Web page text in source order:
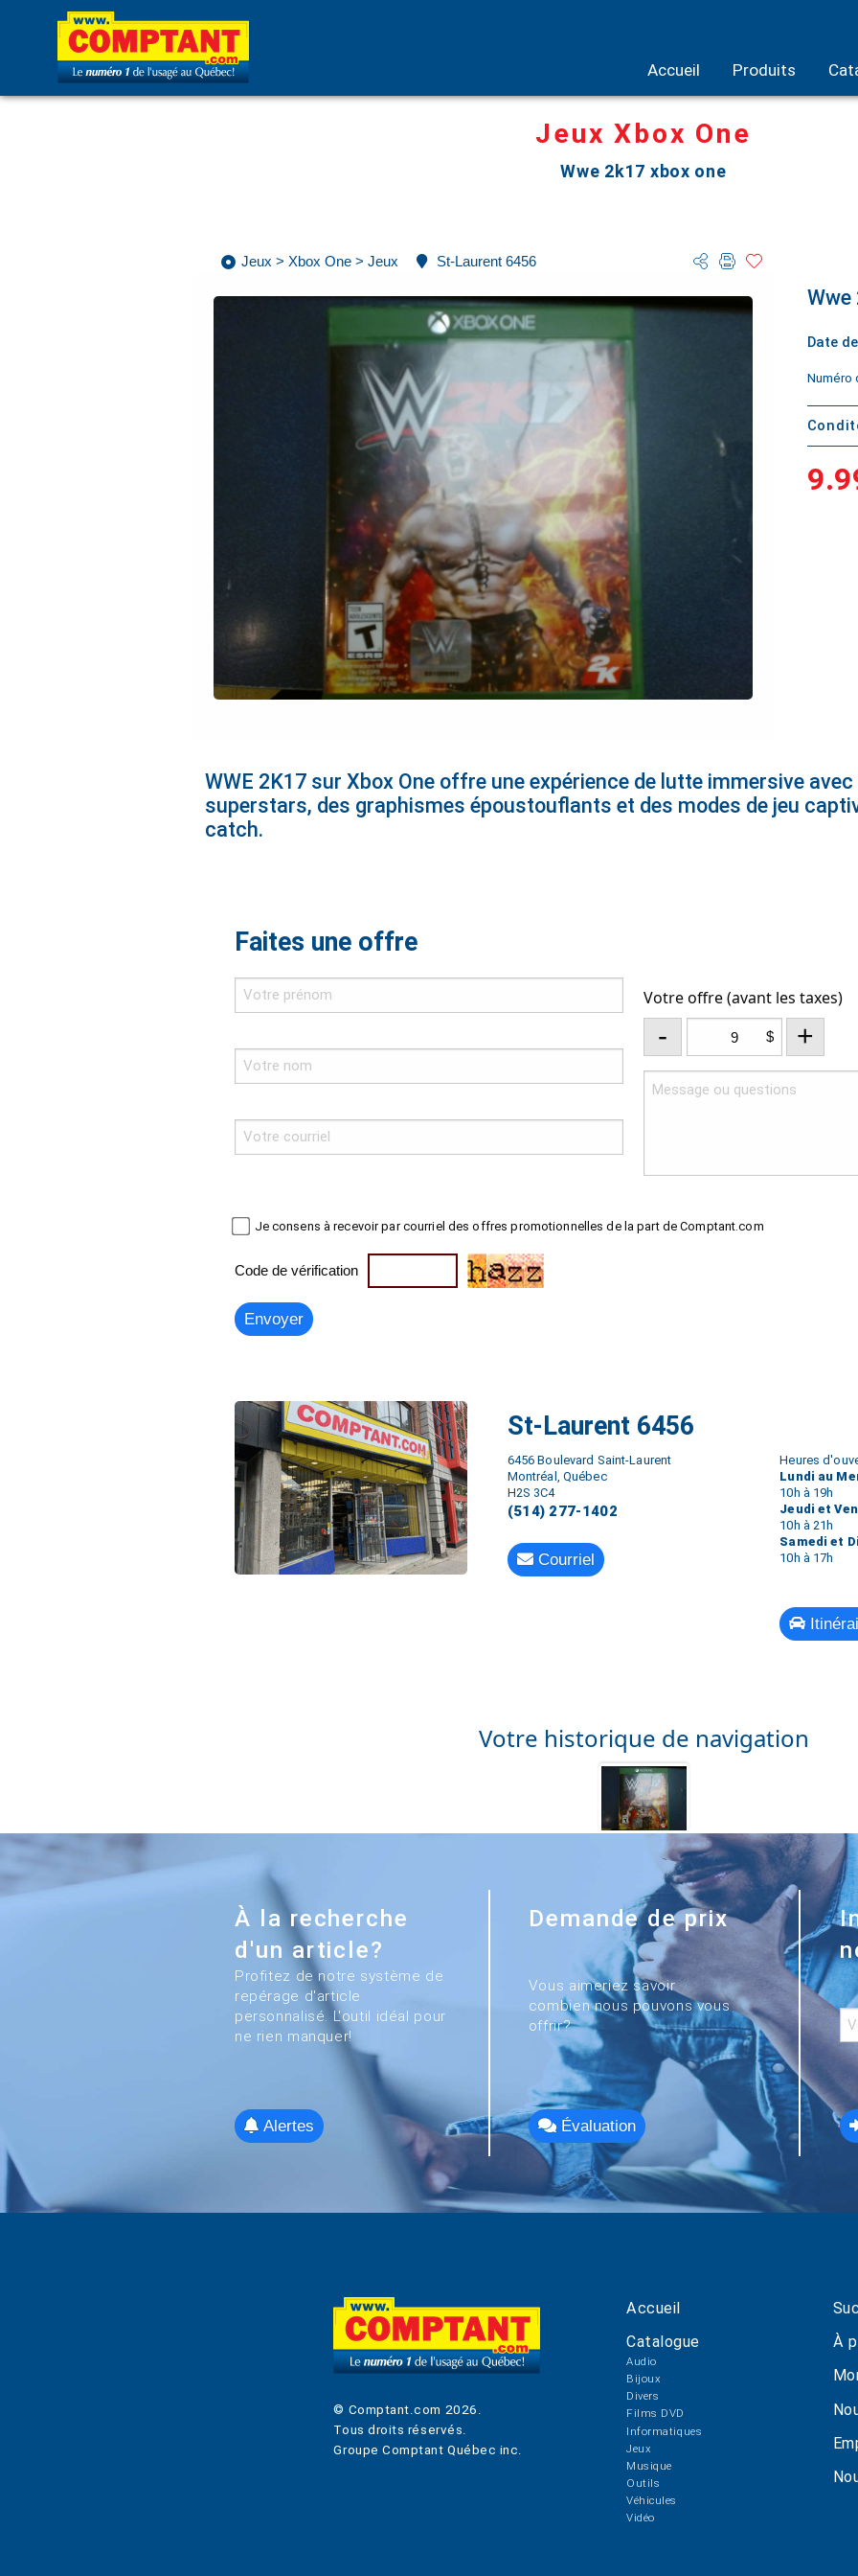
Accueil Produits
Jeux Xbox One
Wwe 2k17 xbox one
Jeux > Xbox One> Jeux St-Laurent 6456
Wwe
Date
Numéro
WWE 2K17 sur Xbox One offre une expérience de lutte immersive
superstars, des graphismes époustouflants et des modes de jeu
catch.
Faites une offre
Votre offre (avant les taxes)
- $ +
Je consens à recevoir par courriel des offres promotionnelles de la part de Comptant.com
Code de vérification
St-Laurent 6456
6456 Boulevard Saint-Laurent
Montréal, Québec
H2S 3C4
(514) 277-1402
Courriel
Heures
Lundi au
10h à 19h
Jeudi et
10h à 21h
Samedi et
10h à 17h
Votre historique de navigation
À la recherche
d'un article?
Profitez de notre système de
repérage d'article
personnalisé. L'outil idéal pour
ne rien manquer!
Alertes
Demande de prix
Vous aimeriez savoir
combien nous pouvons vous
offrir?
Évaluation
© Comptant.com 2026 .
Tous droits réservés.
Groupe Comptant Québec inc.
Accueil
Catalogue
Audio
Bijoux
Divers
Films DVD
Informatiques
Jeux
Musique
Outils
Véhicules
Vidéo
À